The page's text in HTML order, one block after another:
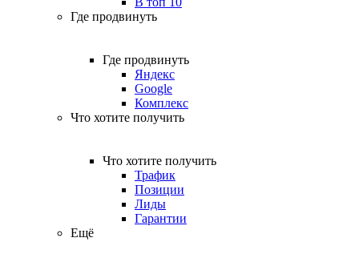
Где продвинуть
Где продвинуть
Яндекс
Google
Комплекс
Что хотите получить
Что хотите получить
Трафик
Позиции
Лиды
Гарантии
Ещё